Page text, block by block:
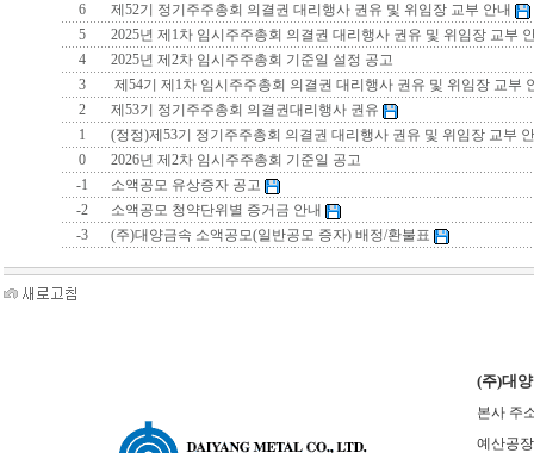
6
제52기 정기주주총회 의결권 대리행사 권유 및 위임장 교부 안내
5
2025년 제1차 임시주주총회 의결권 대리행사 권유 및 위임장 교부
4
2025년 제2차 임시주주총회 기준일 설정 공고
3
제54기 제1차 임시주주총회 의결권 대리행사 권유 및 위임장 교부
2
제53기 정기주주총회 의결권대리행사 권유
1
(정정)제53기 정기주주총회 의결권 대리행사 권유 및 위임장 교부
0
2026년 제2차 임시주주총회 기준일 공고
-1
소액공모 유상증자 공고
-2
소액공모 청약단위별 증거금 안내
-3
(주)대양금속 소액공모(일반공모 증자) 배정/환불표
(주)대
본사 주
예산공